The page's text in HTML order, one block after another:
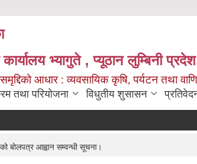
कार्यालय भ्यागुते , प्यूठान लुम्बिनी
आधार : व्यवसायिक कृषि, पर्यटन तथा
तथा परियोजना विधुतीय शुसासन
आह्वान सम्वन्धी सूचना।